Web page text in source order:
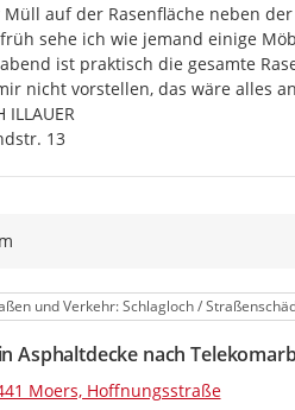
auf der Rasenfläche neben
sehe ich wie jemand einige
ist praktisch die gesamte
nicht vorstellen, das wäre alles
ILLAUER
13
und Verkehr: Schlagloch /
Asphaltdecke nach
Moers, Hoffnungsstraße